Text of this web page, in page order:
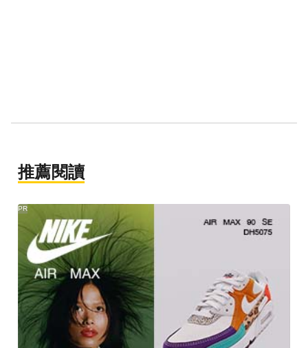
推薦閱讀
PR